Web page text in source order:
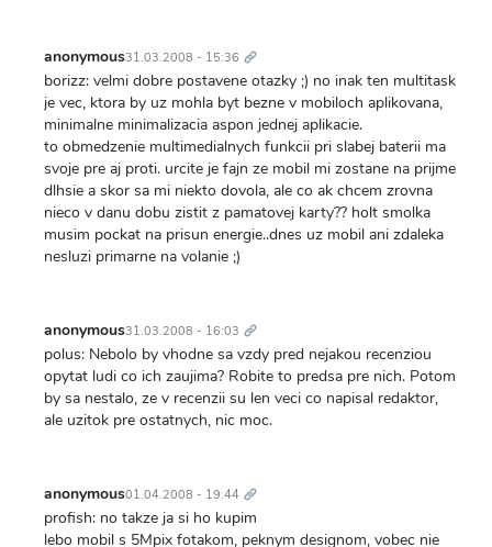
anonymous31.03.2008 - 15:36 odkaz
borizz: velmi dobre postavene otazky ;) no inak ten multitask
je vec, ktora by uz mohla byt bezne v mobiloch aplikovana,
minimalne minimalizacia aspon jednej aplikacie.
to obmedzenie multimedialnych funkcii pri slabej baterii ma
svoje pre aj proti. urcite je fajn ze mobil mi zostane na prijme
dlhsie a skor sa mi niekto dovola, ale co ak chcem zrovna
nieco v danu dobu zistit z pamatovej karty?? holt smolka
musim pockat na prisun energie..dnes uz mobil ani zdaleka
nesluzi primarne na volanie ;)
anonymous31.03.2008 - 16:03 odkaz
polus: Nebolo by vhodne sa vzdy pred nejakou recenziou
opytat ludi co ich zaujima? Robite to predsa pre nich. Potom
by sa nestalo, ze v recenzii su len veci co napisal redaktor,
ale uzitok pre ostatnych, nic moc.
anonymous01.04.2008 - 19:44 odkaz
profish: no takze ja si ho kupim
lebo mobil s 5Mpix fotakom, peknym designom, vobec nie